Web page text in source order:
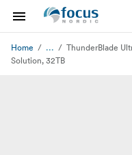
Home ...
ThunderBlade
Solution, 32TB